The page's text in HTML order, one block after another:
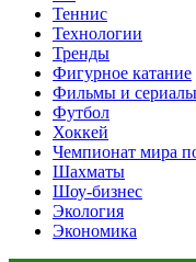
Теннис
Технологии
Тренды
Фигурное катание
Фильмы и сериалы
Футбол
Хоккей
Чемпионат мира
Шахматы
Шоу-бизнес
Экология
Экономика